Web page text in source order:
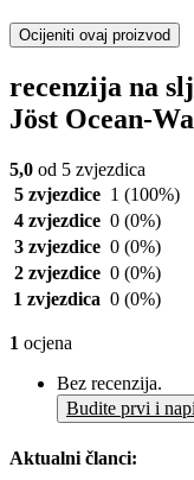
Ocijeniti ovaj proizvod
recenzija na
Jöst Ocean-
5,0 od 5 zvjezdica
5 zvjezdice 1 (100%)
4 zvjezdice 0 (0%)
3 zvjezdice 0 (0%)
2 zvjezdice 0 (0%)
1 zvjezdica 0 (0%)
1 ocjena
Bez recenzija.
Budite prvi i
Aktualni članci: